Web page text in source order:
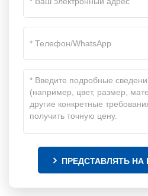
ПРЕДСТАВЛЯТЬ НА